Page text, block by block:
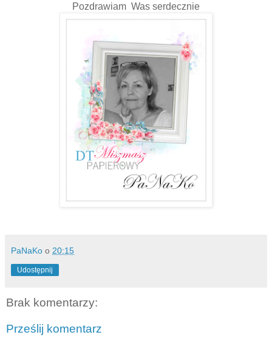
Pozdrawiam Was serdecznie
PaNaKo o 20:15
Udostępnij
Brak komentarzy:
Prześlij komentarz